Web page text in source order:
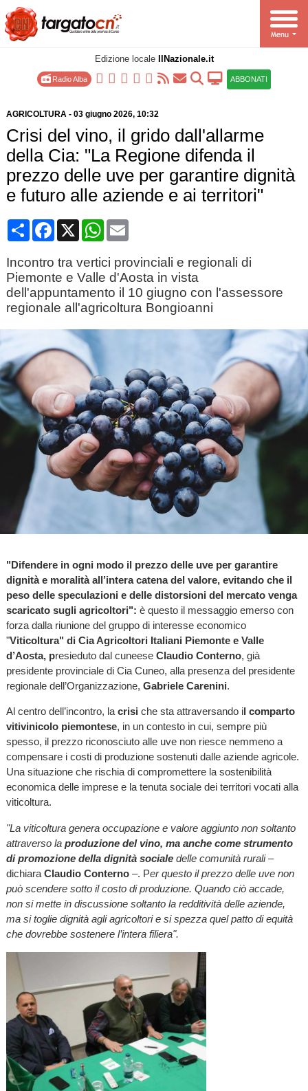
Edizione locale IlNazionale.it
Radio Alba ABBONATI
AGRICOLTURA- 03 giugno 2026, 10:32
Crisi del vino, il grido dall'allarme
della Cia: "La Regione difenda il
prezzo delle uve per garantire dignità
e futuro alle aziende e ai territori"
CondividiFacebook
X WhatsApp
Email
Incontro tra vertici provinciali e regionali di
Piemonte e Valle d'Aosta in vista
dell'appuntamento il 10 giugno con l'assessore
regionale all'agricoltura Bongioanni
"Difendere in ogni modo il prezzo delle uve per garantire
dignità e moralità all’intera catena del valore, evitando che il
peso delle speculazioni e delle distorsioni del mercato venga
scaricato sugli agricoltori": è questo il messaggio emerso con
forza dalla riunione del gruppo di interesse economico
"Viticoltura" di Cia Agricoltori Italiani Piemonte e Valle
d’Aosta, presieduto dal cuneese Claudio Conterno, già
presidente provinciale di Cia Cuneo, alla presenza del presidente
regionale dell’Organizzazione, Gabriele Carenini.
Al centro dell’incontro, la crisi che sta attraversando il comparto
vitivinicolo piemontese, in un contesto in cui, sempre più
spesso, il prezzo riconosciuto alle uve non riesce nemmeno a
compensare i costi di produzione sostenuti dalle aziende agricole.
Una situazione che rischia di compromettere la sostenibilità
economica delle imprese e la tenuta sociale dei territori vocati alla
viticoltura.
"La viticoltura genera occupazione e valore aggiunto non soltanto
attraverso laproduzione del vino, ma anche come strumento
di promozione della dignità socialedelle comunità rurali–
dichiara Claudio Conterno–. Per questo il prezzo delle uve non
può scendere sotto il costo di produzione. Quando ciò accade,
non si mette in discussione soltanto la redditività delle aziende,
ma si toglie dignità agli agricoltori e si spezza quel patto di equità
che dovrebbe sostenere l’intera filiera".